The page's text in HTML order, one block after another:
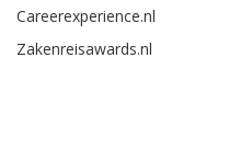
Careerexperience.nl
Zakenreisawards.nl